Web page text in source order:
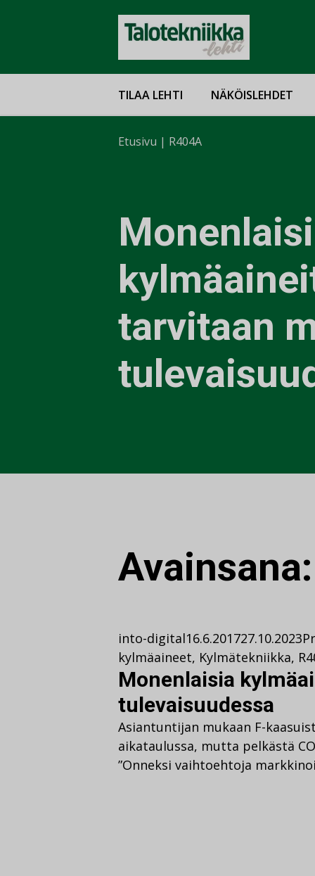
TILAA LEHTI NÄKÖISLEHDET
Etusivu | R404A
tarvitaan
into-digital16.6.201727.10.2023
kylmäaineet, Kylmätekniikka,
Monenlaisia
tulevaisuudessa
Asiantuntijan mukaan F-
aikataulussa, mutta pelkästä
”Onneksi vaihtoehtoja